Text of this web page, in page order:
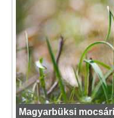
Magyarbüksi